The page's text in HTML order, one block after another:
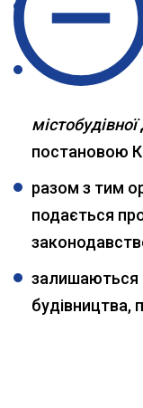
містобудівної
постановою
разом з тим
подається
залишаються
будівництва,